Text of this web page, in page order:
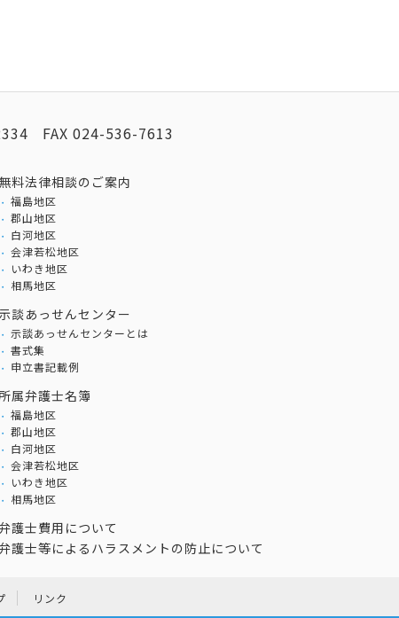
FAX 024-536-7613
無料法律相談のご案内
福島地区
郡山地区
白河地区
会津若松地区
いわき地区
相馬地区
談あっせんセンター
示談あっせんセンターとは
書式集
申立書記載例
所属弁護士名簿
福島地区
郡山地区
白河地区
会津若松地区
いわき地区
相馬地区
護士費用について
護士等によるハラスメントの防止について
リンク